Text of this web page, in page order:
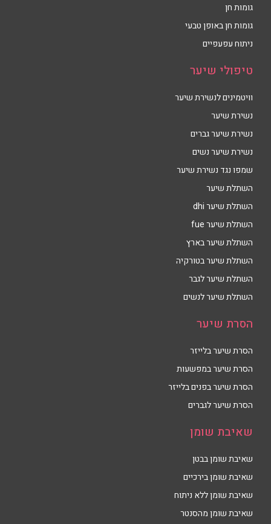
גומות חן
גומות חן באופן טבעי
ניתוח עפעפיים
טיפולי שיער
וויטמינים לנשירת שיער
נשירת שיער
נשירת שיער גברים
נשירת שיער נשים
שמפו נגד נשירת שיער
השתלת שיער
השתלת שיער dhi
השתלת שיער fue
השתלת שיער בארץ
השתלת שיער בטורקיה
השתלת שיער לגבר
השתלת שיער לנשים
הסרת שיער
הסרת שיער בלייזר
הסרת שיער במפשעות
הסרת שיער בפנים בלייזר
הסרת שיער לגברים
שאיבת שומן
שאיבת שומן בבטן
שאיבת שומן בירכיים
שאיבת שומן ללא ניתוח
שאיבת שומן מהסנטר